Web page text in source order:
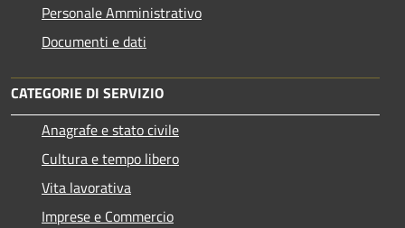
Personale Amministrativo
Documenti e dati
CATEGORIE DI SERVIZIO
Anagrafe e stato civile
Cultura e tempo libero
Vita lavorativa
Imprese e Commercio